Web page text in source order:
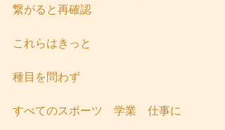
繋がると再確認
これらはきっと
種目を問わず
すべてのスポーツ　学業　仕事に